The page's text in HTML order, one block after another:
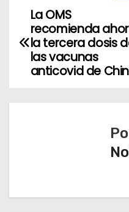
N
a
e
i
La OMS
recomienda
la tercera dosis
las vacunas
anticovid de